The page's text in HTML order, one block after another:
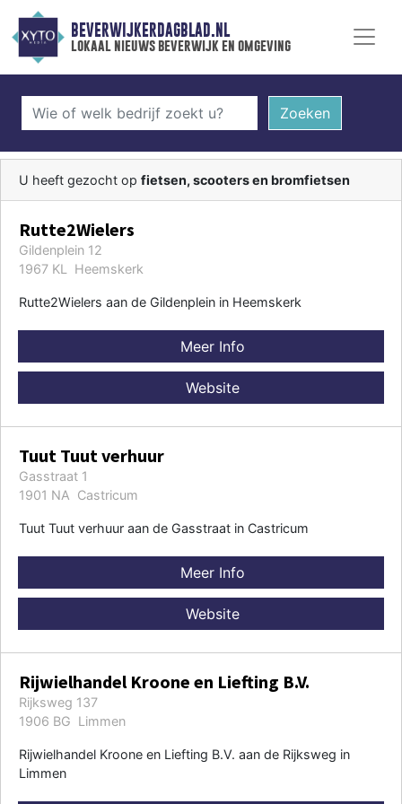
BEVERWIJKERDAGBLAD.NL
lokaal nieuws beverwijk en omgeving
Zoeken
U heeft gezocht op fietsen, scooters en bromfietsen
Rutte2Wielers
Gildenplein 12
1967 KL Heemskerk
Rutte2Wielers aan de Gildenplein in Heemskerk
Meer Info
Website
Tuut Tuut verhuur
Gasstraat 1
1901 NA Castricum
Tuut Tuut verhuur aan de Gasstraat in Castricum
Meer Info
Website
Rijwielhandel Kroone en Liefting B.V.
Rijksweg 137
1906 BG Limmen
Rijwielhandel Kroone en Liefting B.V. aan de Rijksweg in
Limmen